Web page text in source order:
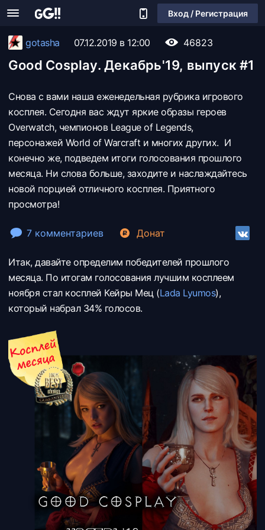
Вход / Регистрация
gotasha 07.12.2019 в 12:00 46823
Good Cosplay. Декабрь'19, выпуск #1
Снова с вами наша еженедельная рубрика игрового
косплея. Сегодня вас ждут яркие образы героев
Overwatch, чемпионов League of Legends,
персонажей World of Warcraft и многих других. И
конечно же, подведем итоги голосования прошлого
месяца. Ни слова больше, заходите и наслаждайтесь
новой порцией отличного косплея. Приятного
просмотра!
7 комментариев Донат
Итак, давайте определим победителей прошлого
месяца. По итогам голосования лучшим косплеем
ноября стал косплей Кейры Мец (Lada Lyumos),
который набрал 34% голосов.